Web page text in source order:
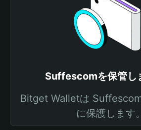
Suffescomを保管し
Bitget Walletは
に保護します。